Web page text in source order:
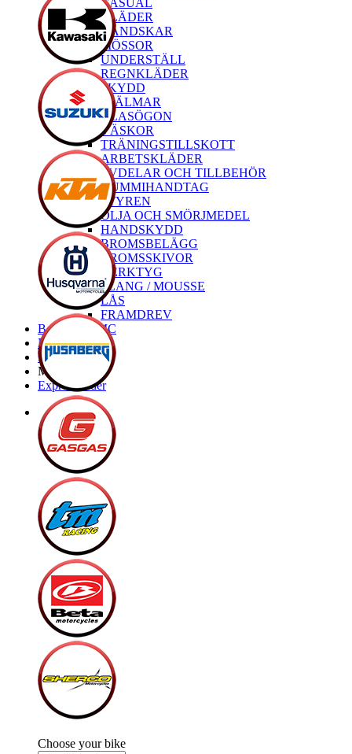
CASUAL
KLÄDER
HANDSKAR
MÖSSOR
UNDERSTÄLL
REGNKLÄDER
SKYDD
HJÄLMAR
GLASÖGON
VÄSKOR
TRÄNINGSTILLSKOTT
ARBETSKLÄDER
RESERVDELAR OCH TILLBEHÖR
GUMMIHANDTAG
STYREN
OLJA OCH SMÖRJMEDEL
HANDSKYDD
BROMSBELÄGG
BROMSSKIVOR
VERKTYG
SLANG / MOUSSE
LÅS
FRAMDREV
Begagnade MC
Nya MC
Brands
My Bike
Express order
Choose your bike